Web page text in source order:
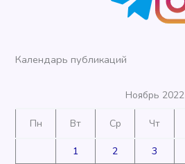
Календарь публикаций
Ноябрь 2022
Пн Вт Ср Чт
1 2 3